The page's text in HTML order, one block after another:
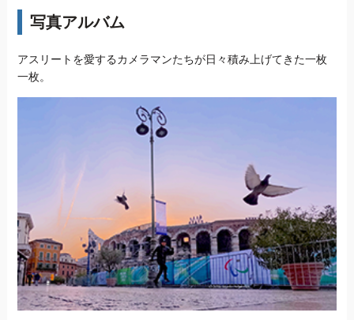
写真アルバム
アスリートを愛するカメラマンたちが日々積み上げてきた一枚
一枚。